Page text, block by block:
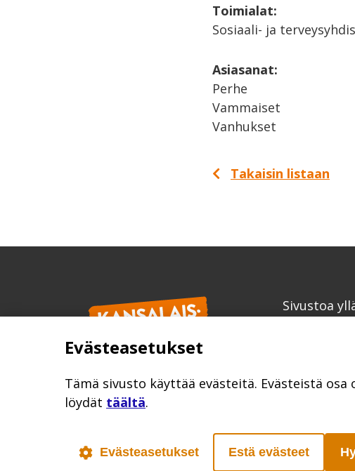
Toimialat:
Sosiaali- ja
Asiasanat:
Perhe
Vammaiset
Vanhukset
Takaisin listaan
Sivustoa
Evästeasetukset
Tämä sivusto käyttää evästeitä. Evästeistä
löydät täältä.
Evästeasetukset Estä evästeet